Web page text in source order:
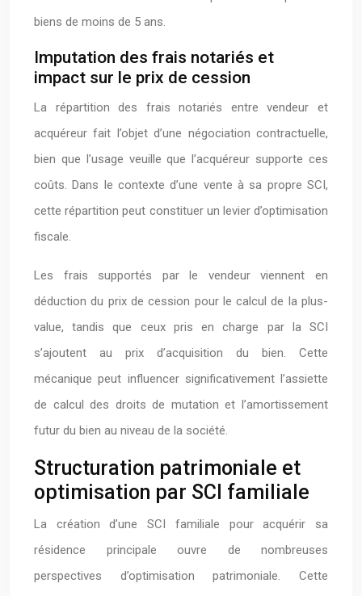
biens de moins de 5 ans.
Imputation des frais notariés et
impact sur le prix de cession
La répartition des frais notariés entre vendeur et
acquéreur fait l’objet d’une négociation contractuelle,
bien que l’usage veuille que l’acquéreur supporte ces
coûts. Dans le contexte d’une vente à sa propre SCI,
cette répartition peut constituer un levier d’optimisation
fiscale.
Les frais supportés par le vendeur viennent en
déduction du prix de cession pour le calcul de la plus-
value, tandis que ceux pris en charge par la SCI
s’ajoutent au prix d’acquisition du bien. Cette
mécanique peut influencer significativement l’assiette
de calcul des droits de mutation et l’amortissement
futur du bien au niveau de la société.
Structuration patrimoniale et
optimisation par SCI familiale
La création d’une SCI familiale pour acquérir sa
résidence principale ouvre de nombreuses
perspectives d’optimisation patrimoniale. Cette